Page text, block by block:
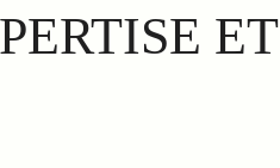
ET